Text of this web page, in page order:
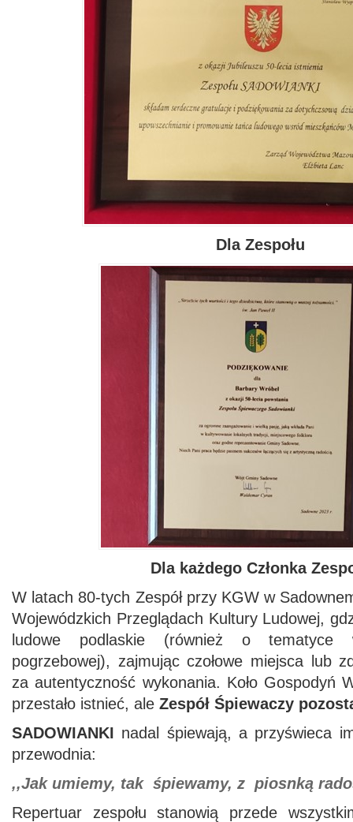
Dla Zespołu
Dla każdego Członka
W latach 80-tych Zespół przy KGW w
Wojewódzkich Przeglądach Kultury Ludowej,
ludowe podlaskie (również o tematyce
pogrzebowej), zajmując czołowe miejsca lub
za autentyczność wykonania. Koło Gospodyń
przestało istnieć, ale Zespół Śpiewaczy
SADOWIANKI nadal śpiewają, a przyświeca
przewodnia:
,,Jak umiemy, tak śpiewamy, z piosnką rado
Repertuar zespołu stanowią przede